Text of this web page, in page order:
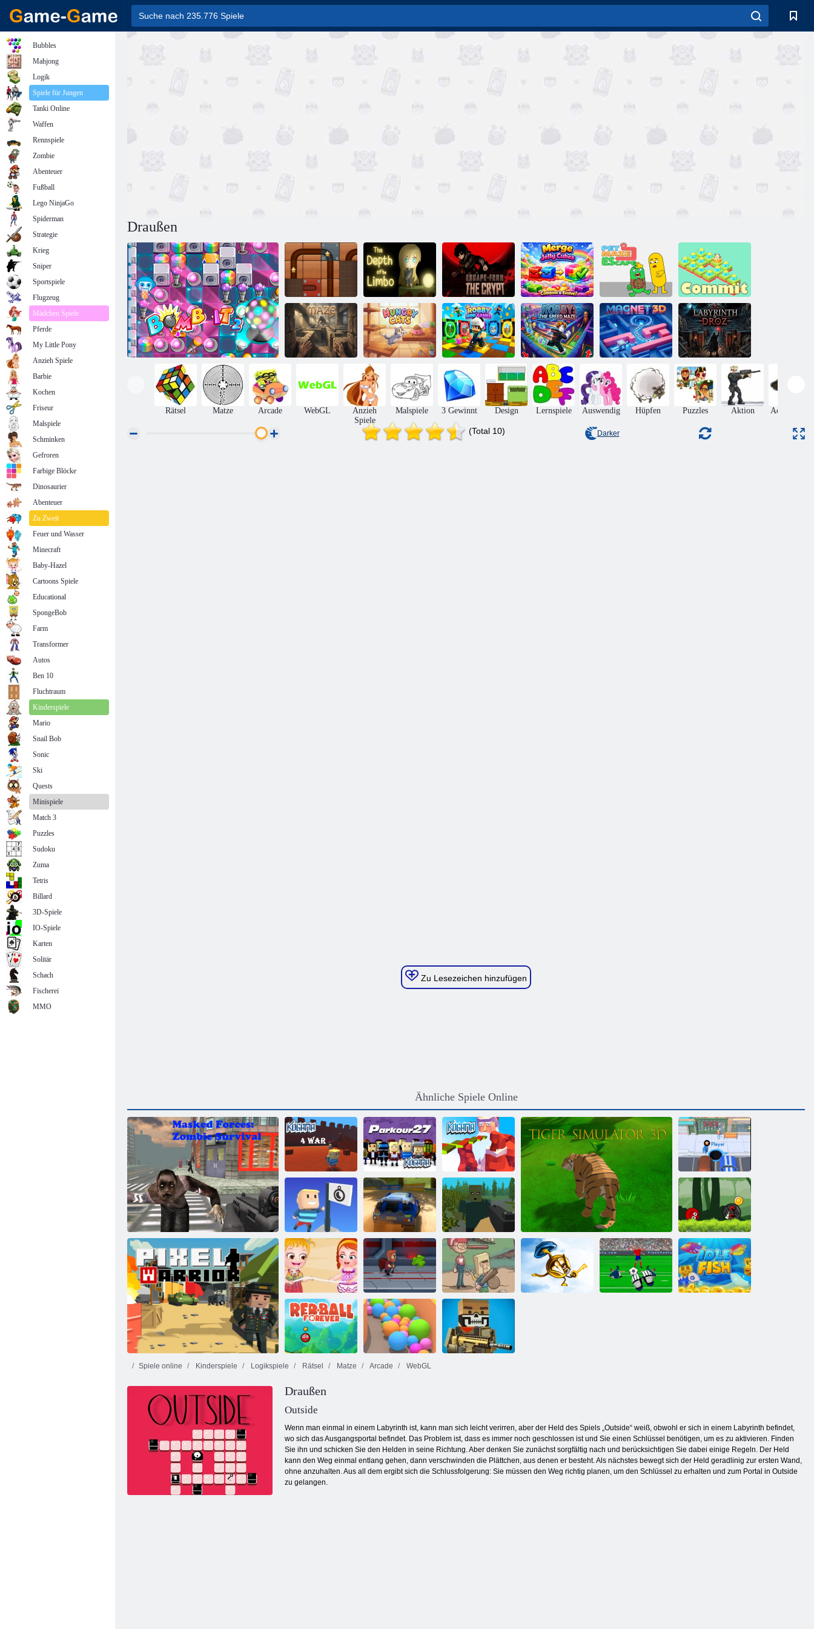
Draußen
Rollen Sie den
Ball 2 online
Die Tiefe der
Schwebe
Flucht aus der
Krypta
Geleewürfel
zusammenfügen
Flucht aus dem
Haustierlabyrinth
Begehen
Hungrige
Robby-
Minispiele
Robby: Das
Geschwindigkeitslabyrinth
Magnet 3D
Labyrinth von
Droz
Rätsel Matze Arcade WebGL
Anzieh
Spiele
Malspiele 3 Gewinnt Design Lernspiele Auswendig Hüpfen Puzzles Aktion Adventures
(Total 10) Darker
Zu Lesezeichen hinzufügen
Ähnliche Spiele Online
Maskierte Kräfte: Zombie-Überleben
Kogama: 4
Krieg
Kogama:
Parkour 27
Kogama:
Weihnachtsparkour
Loch. io
Kogama: Erreich
die Flagge
Rallye Punkt 6
Pixel -Krieger
Pixelüberleben
Ball Hero
Adventure:
Roter Schlagball
Baby Hazel
Beach Party
Jetpack Meister
Hinterhof-
Helden
Roter Ball für
immer
Spiele online Kinderspiele Logikspiele Rätsel Matze Arcade WebGL
Draußen
Outside
Wenn man einmal in einem Labyrinth ist, kann man sich leicht verirren, aber der Held des Spiels „Outside“ weiß, obwohl er sich in einem Labyrinth befindet,
wo sich das Ausgangsportal befindet. Das Problem ist, dass es immer noch geschlossen ist und Sie einen Schlüssel benötigen, um es zu aktivieren. Finden
Sie ihn und schicken Sie den Helden in seine Richtung. Aber denken Sie zunächst sorgfältig nach und berücksichtigen Sie dabei einige Regeln. Der Held
kann den Weg einmal entlang gehen, dann verschwinden die Plättchen, aus denen er besteht. Als nächstes bewegt sich der Held geradlinig zur ersten Wand,
ohne anzuhalten. Aus all dem ergibt sich die Schlussfolgerung: Sie müssen den Weg richtig planen, um den Schlüssel zu erhalten und zum Portal in Outside
zu gelangen.
Bubbles
Mahjong
Logik
Spiele für Jungen
Tanki Online
Waffen
Rennspiele
Zombie
Abenteuer
Fußball
Lego NinjaGo
Spiderman
Strategie
Krieg
Sniper
Sportspiele
Flugzeug
Mädchen Spiele
Pferde
My Little Pony
Anzieh Spiele
Barbie
Kochen
Friseur
Malspiele
Schminken
Gefroren
Farbige Blöcke
Dinosaurier
Abenteuer
Zu Zweit
Feuer und Wasser
Minecraft
Baby-Hazel
Cartoons Spiele
Educational
SpongeBob
Farm
Transformer
Autos
Ben 10
Fluchtraum
Kinderspiele
Mario
Snail Bob
Sonic
Ski
Quests
Minispiele
Match 3
Puzzles
Sudoku
Zuma
Tetris
Billard
3D-Spiele
IO-Spiele
Karten
Solitär
Schach
Fischerei
MMO